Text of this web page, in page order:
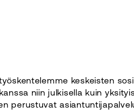
keskeisten
niin julkisella kuin
perustuvat